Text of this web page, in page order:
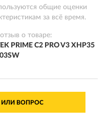
общие оценки
за всё время.
о товаре:
PRIME C2 PRO V3 XHP35
ИЛИ ВОПРОС